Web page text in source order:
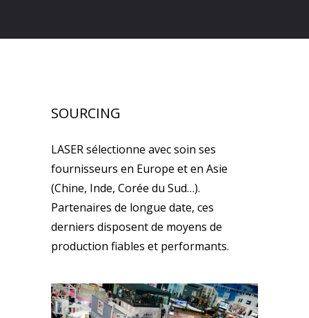
SOURCING
LASER sélectionne avec soin ses
fournisseurs en Europe et en Asie
(Chine, Inde, Corée du Sud…).
Partenaires de longue date, ces
derniers disposent de moyens de
production fiables et performants.